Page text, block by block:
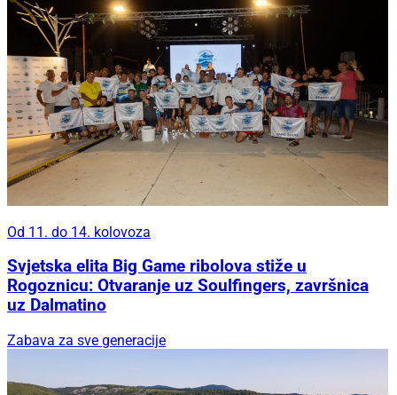
Od 11. do 14. kolovoza
Svjetska elita Big Game ribolova stiže u
Rogoznicu: Otvaranje uz Soulfingers, završnica
uz Dalmatino
Zabava za sve generacije